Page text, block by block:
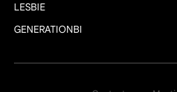
LESBIE
GENERATIONBI